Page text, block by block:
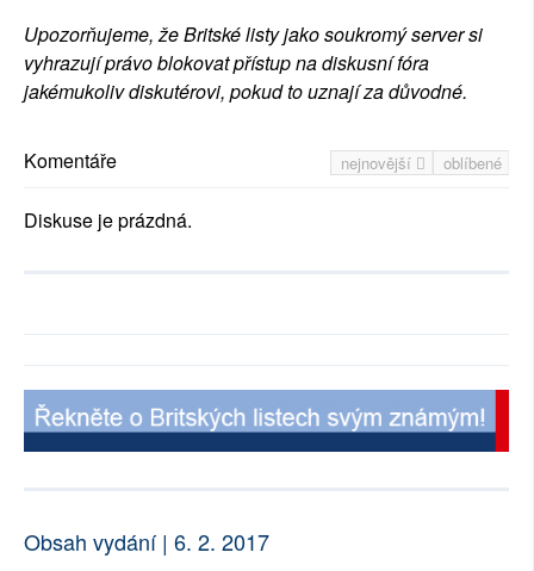
Upozorňujeme, že Britské listy jako soukromý server si
vyhrazují právo blokovat přístup na diskusní fóra
jakémukoliv diskutérovi, pokud to uznají za důvodné.
nejnovější oblíbené
Komentáře
Diskuse je prázdná.
Obsah vydání | 6. 2. 2017